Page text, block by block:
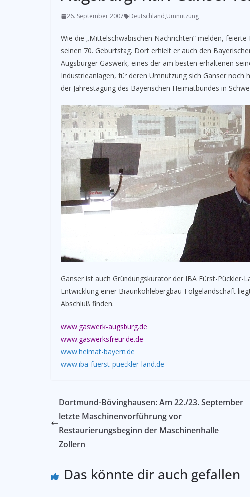
26. September 2007 Deutschland,Umnutzung
Wie die „Mittelschwäbischen Nachrichten“ melden,
seinen 70. Geburtstag. Dort erhielt er auch den
Augsburger Gaswerk, eines der am besten erhaltenen
Industrieanlagen, für deren Umnutzung sich Ganser
der Jahrestagung des Bayerischen Heimatbundes in
Ganser ist auch Gründungskurator der IBA Fürst-Pückler-
Entwicklung einer Braunkohlebergbau-Folgelandschaft
Abschluß finden.
www.gaswerk-augsburg.de
www.gaswerksfreunde.de
www.heimat-bayern.de
www.iba-fuerst-pueckler-land.de
Dortmund-Bövinghausen: Am 22./23. September
letzte Maschinenvorführung vor
Restaurierungsbeginn der Maschinenhalle
Zollern
Das könnte dir auch gefallen